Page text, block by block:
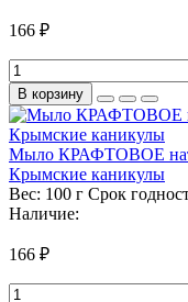
166 ₽
В корзину
Мыло КРАФТОВОЕ
Крымские каникулы
Вес: 100 г Срок
Наличие:
166 ₽